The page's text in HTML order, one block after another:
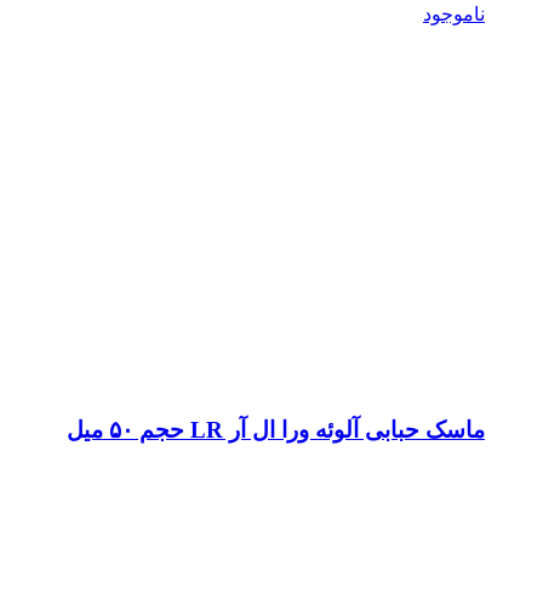
ناموجود
ماسک حبابی آلوئه ورا ال آر LR حجم ۵۰ میل